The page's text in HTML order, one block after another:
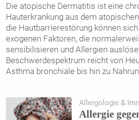
Die atopische Dermatitis ist eine
Hauterkrankung aus dem
die Hautbarrierestörung können
exogenen Faktoren, die
sensibilisieren und Allergien
Beschwerdespektrum reicht von
Asthma bronchiale bis hin zu
Allergologie &
Allergie